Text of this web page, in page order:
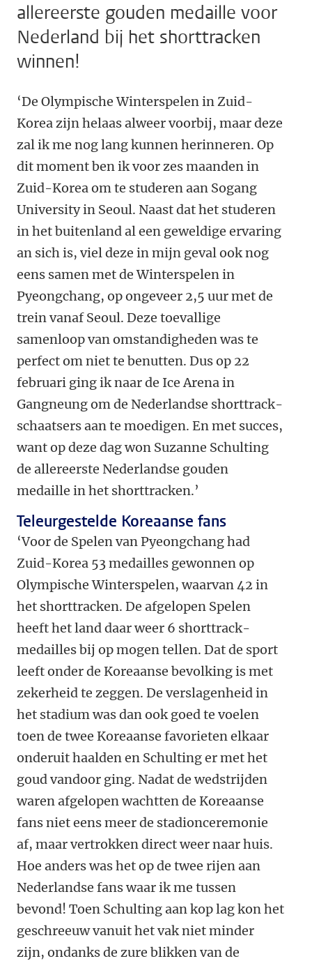
allereerste gouden medaille voor
Nederland bij het shorttracken
winnen!
‘De Olympische Winterspelen in Zuid-
Korea zijn helaas alweer voorbij, maar deze
zal ik me nog lang kunnen herinneren. Op
dit moment ben ik voor zes maanden in
Zuid-Korea om te studeren aan Sogang
University in Seoul. Naast dat het studeren
in het buitenland al een geweldige ervaring
an sich is, viel deze in mijn geval ook nog
eens samen met de Winterspelen in
Pyeongchang, op ongeveer 2,5 uur met de
trein vanaf Seoul. Deze toevallige
samenloop van omstandigheden was te
perfect om niet te benutten. Dus op 22
februari ging ik naar de Ice Arena in
Gangneung om de Nederlandse shorttrack-
schaatsers aan te moedigen. En met succes,
want op deze dag won Suzanne Schulting
de allereerste Nederlandse gouden
medaille in het shorttracken.’
Teleurgestelde Koreaanse fans
‘Voor de Spelen van Pyeongchang had
Zuid-Korea 53 medailles gewonnen op
Olympische Winterspelen, waarvan 42 in
het shorttracken. De afgelopen Spelen
heeft het land daar weer 6 shorttrack-
medailles bij op mogen tellen. Dat de sport
leeft onder de Koreaanse bevolking is met
zekerheid te zeggen. De verslagenheid in
het stadium was dan ook goed te voelen
toen de twee Koreaanse favorieten elkaar
onderuit haalden en Schulting er met het
goud vandoor ging. Nadat de wedstrijden
waren afgelopen wachtten de Koreaanse
fans niet eens meer de stadionceremonie
af, maar vertrokken direct weer naar huis.
Hoe anders was het op de twee rijen aan
Nederlandse fans waar ik me tussen
bevond! Toen Schulting aan kop lag kon het
geschreeuw vanuit het vak niet minder
zijn, ondanks de zure blikken van de